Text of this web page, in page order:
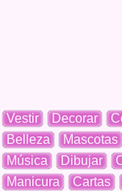
Vestir Decorar
Belleza
Mascotas
Música
Dibujar
Manicura
Cartas